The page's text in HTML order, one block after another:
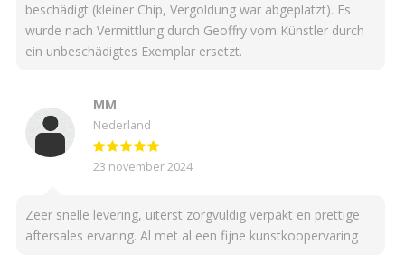
beschädigt (kleiner Chip, Vergoldung war abgeplatzt). Es
wurde nach Vermittlung durch Geoffry vom Künstler durch
ein unbeschädigtes Exemplar ersetzt.
MM
Nederland
23 november 2024
Zeer snelle levering, uiterst zorgvuldig verpakt en prettige
aftersales ervaring. Al met al een fijne kunstkoopervaring